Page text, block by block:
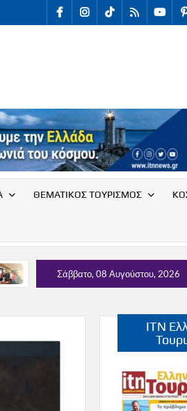
facebookInstagram
TikTokRSS
ΘΕΜΑΤΙΚΟΣ ΤΟΥΡΙΣΜΟΣ
του Συλλόγου Υπαλλήλων Ε.Ο.Τ.
Σάββατο, 08 Αυγούστου, 2026
ITN